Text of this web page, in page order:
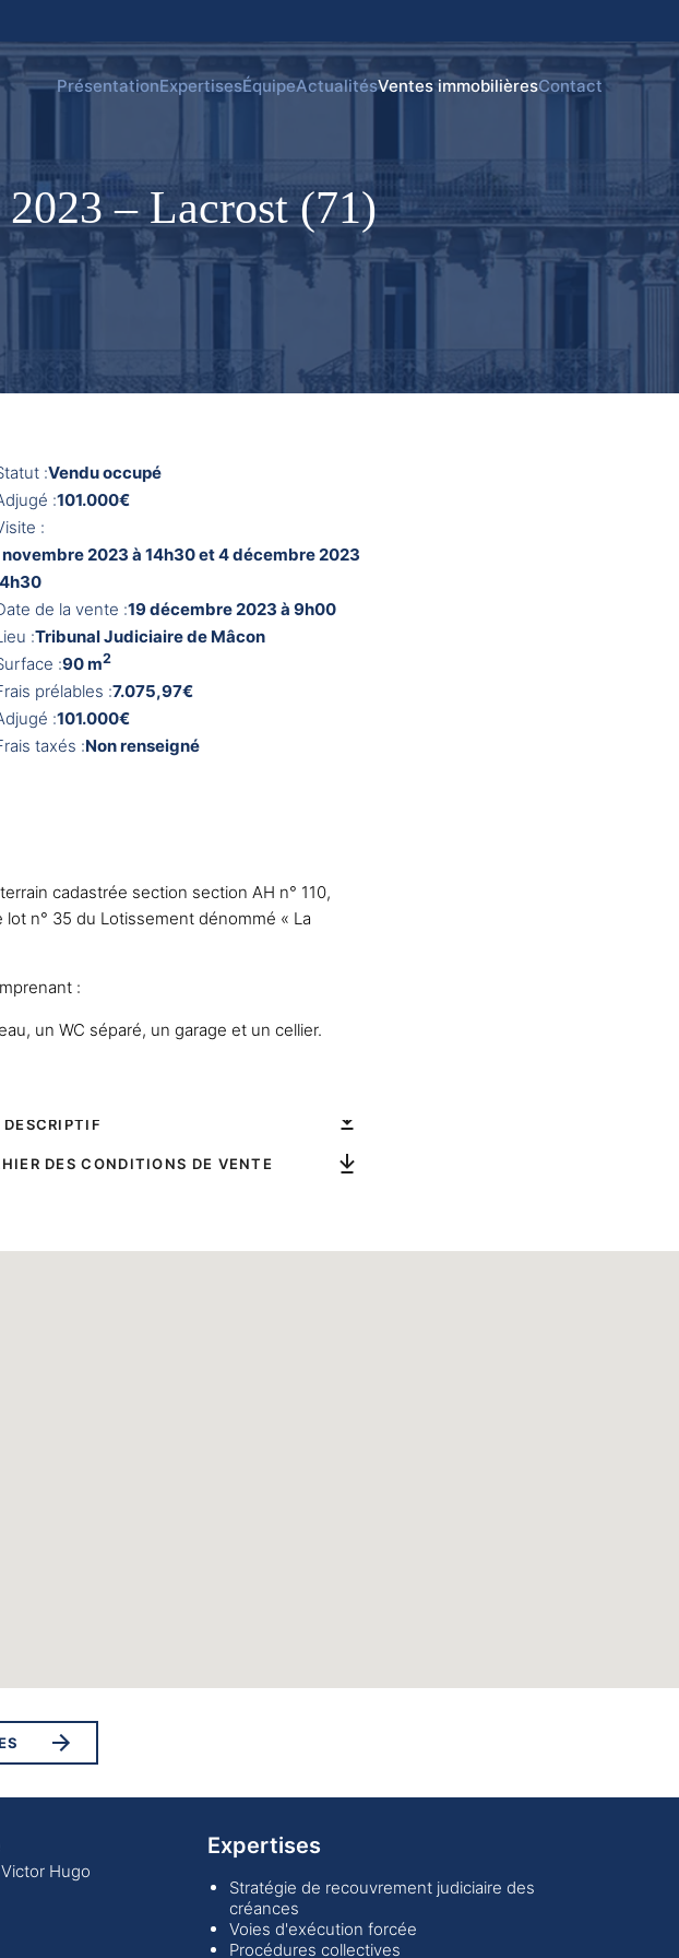
PrésentationExpertisesÉquipeActualitésVentes immobilièresContact
– Lacrost (71)
:Vendu occupé
:101.000€
:
2023 à 14h30 et 4 décembre 2023
de la vente :19 décembre 2023 à 9h00
:Tribunal Judiciaire de Mâcon
:90 m2
prélables :7.075,97€
:101.000€
taxés :Non renseigné
cadastrée section section AH n° 110,
lot n° 35 du Lotissement dénommé « La
:
un WC séparé, un garage et un cellier.
DESCRIPTIF
DES CONDITIONS DE VENTE
Hugo
Expertises
Stratégie de recouvrement judiciaire des
créances
Voies d'exécution forcée
Procédures collectives